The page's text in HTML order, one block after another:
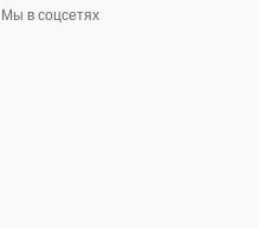
Мы в соцсетях